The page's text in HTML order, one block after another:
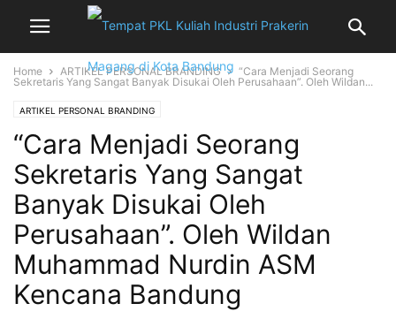
Home ARTIKEL PERSONAL BRANDING
“Cara Menjadi Seorang
Sekretaris Yang Sangat Banyak Disukai Oleh Perusahaan”. Oleh Wildan...
ARTIKEL PERSONAL BRANDING
“Cara Menjadi Seorang
Sekretaris Yang Sangat
Banyak Disukai Oleh
Perusahaan”. Oleh Wildan
Muhammad Nurdin ASM
Kencana Bandung